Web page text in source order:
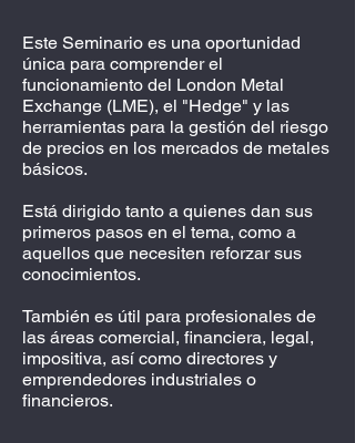
Este Seminario es una oportunidad
única para comprender el
funcionamiento del London Metal
Exchange (LME), el "Hedge" y las
herramientas para la gestión del riesgo
de precios en los mercados de metales
básicos.
Está dirigido tanto a quienes dan sus
primeros pasos en el tema, como a
aquellos que necesiten reforzar sus
conocimientos.
También es útil para profesionales de
las áreas comercial, financiera, legal,
impositiva, así como directores y
emprendedores industriales o
financieros.